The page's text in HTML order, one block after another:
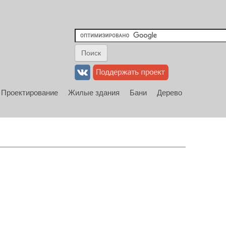
Проектирование Жилые здания Бани
Дерево